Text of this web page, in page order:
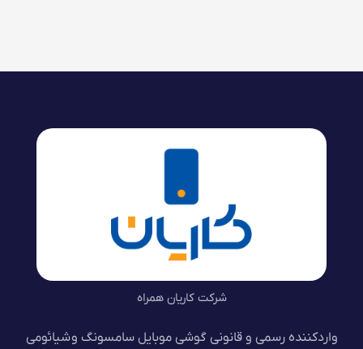
شرکت کاریان همراه
واردکننده رسمی و قانونی گوشی موبایل سامسونگ و شیائومی